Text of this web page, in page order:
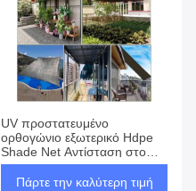
UV προστατευμένο
ορθογώνιο εξωτερικό Hdpe
Shade Net Αντίσταση στο
καιρό Προστασία από τον
ήλιοΠάρτε την καλύτερη τιμή